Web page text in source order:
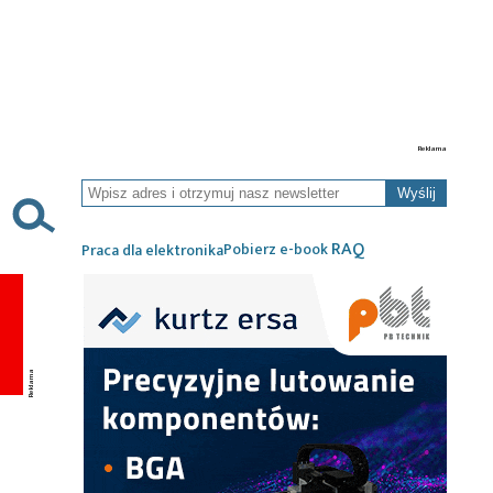
Wyślij
Praca dla elektronikaPobierz e-bookRAQ